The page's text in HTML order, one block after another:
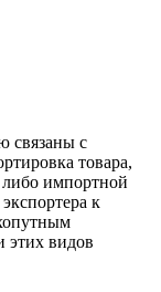
связаны с
товара,
импортной
к
этих видов